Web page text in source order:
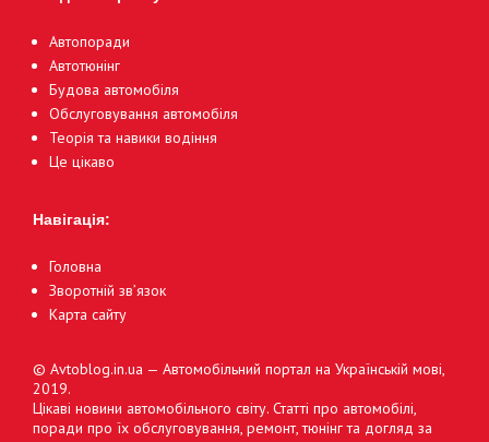
Автопоради
Автотюнінг
Будова автомобіля
Обслуговування автомобіля
Теорія та навики водіння
Це цікаво
Навігація:
Головна
Зворотній зв’язок
Карта сайту
© Avtoblog.in.ua — Автомобільний портал на Українській мові,
2019.
Цікаві новини автомобільного світу. Статті про автомобілі,
поради про їх обслуговування, ремонт, тюнінг та догляд за